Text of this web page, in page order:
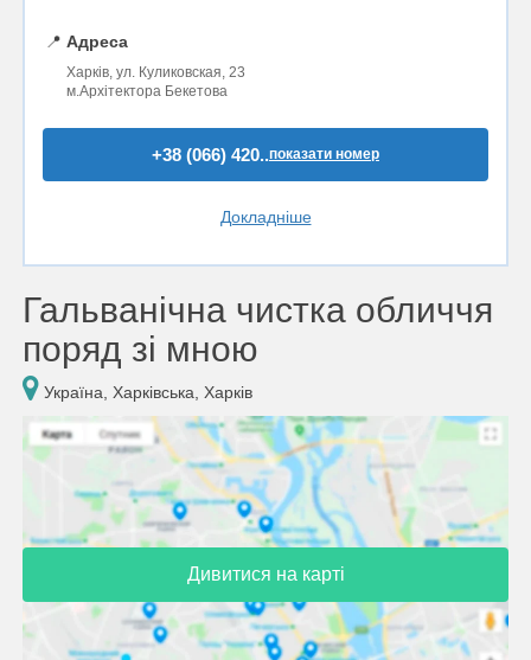
📍 Адреса
Харків, ул. Куликовская, 23
м.Архітектора Бекетова
+38 (066) 420..показати номер
Докладніше
Гальванічна чистка обличчя
поряд зі мною
Україна, Харківська, Харків
Дивитися на карті